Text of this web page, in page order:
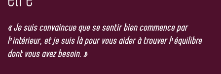
« Je suis convaincue que se sentir bien commence par
l’intérieur, et je suis là pour vous aider à trouver l’équilibre
dont vous avez besoin. »